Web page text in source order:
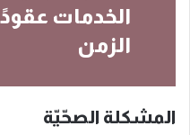
الخدمات
الزمن
المشكلة الصحّيّة